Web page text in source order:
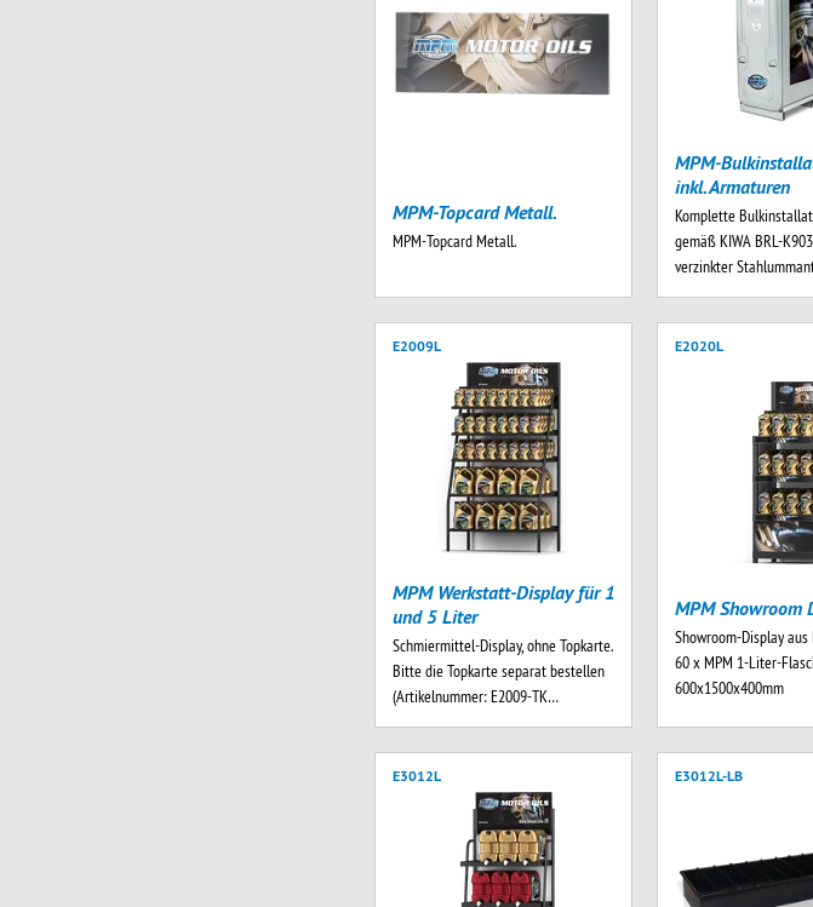
MPM-Topcard Metall.
MPM-Topcard Metall.
MPM-
inkl. Armaturen
Komplette
gemäß KIWA BRL-
verzinkter
E2009L
MPM Werkstatt-Display für 1
und 5 Liter
Schmiermittel-Display, ohne Topkarte.
Bitte die Topkarte separat bestellen
(Artikelnummer: E2009-TK…
E2020L
MPM Showroom
Showroom-Display
60 x MPM 1-Liter-
600x1500x400mm
E3012L E3012L-LB